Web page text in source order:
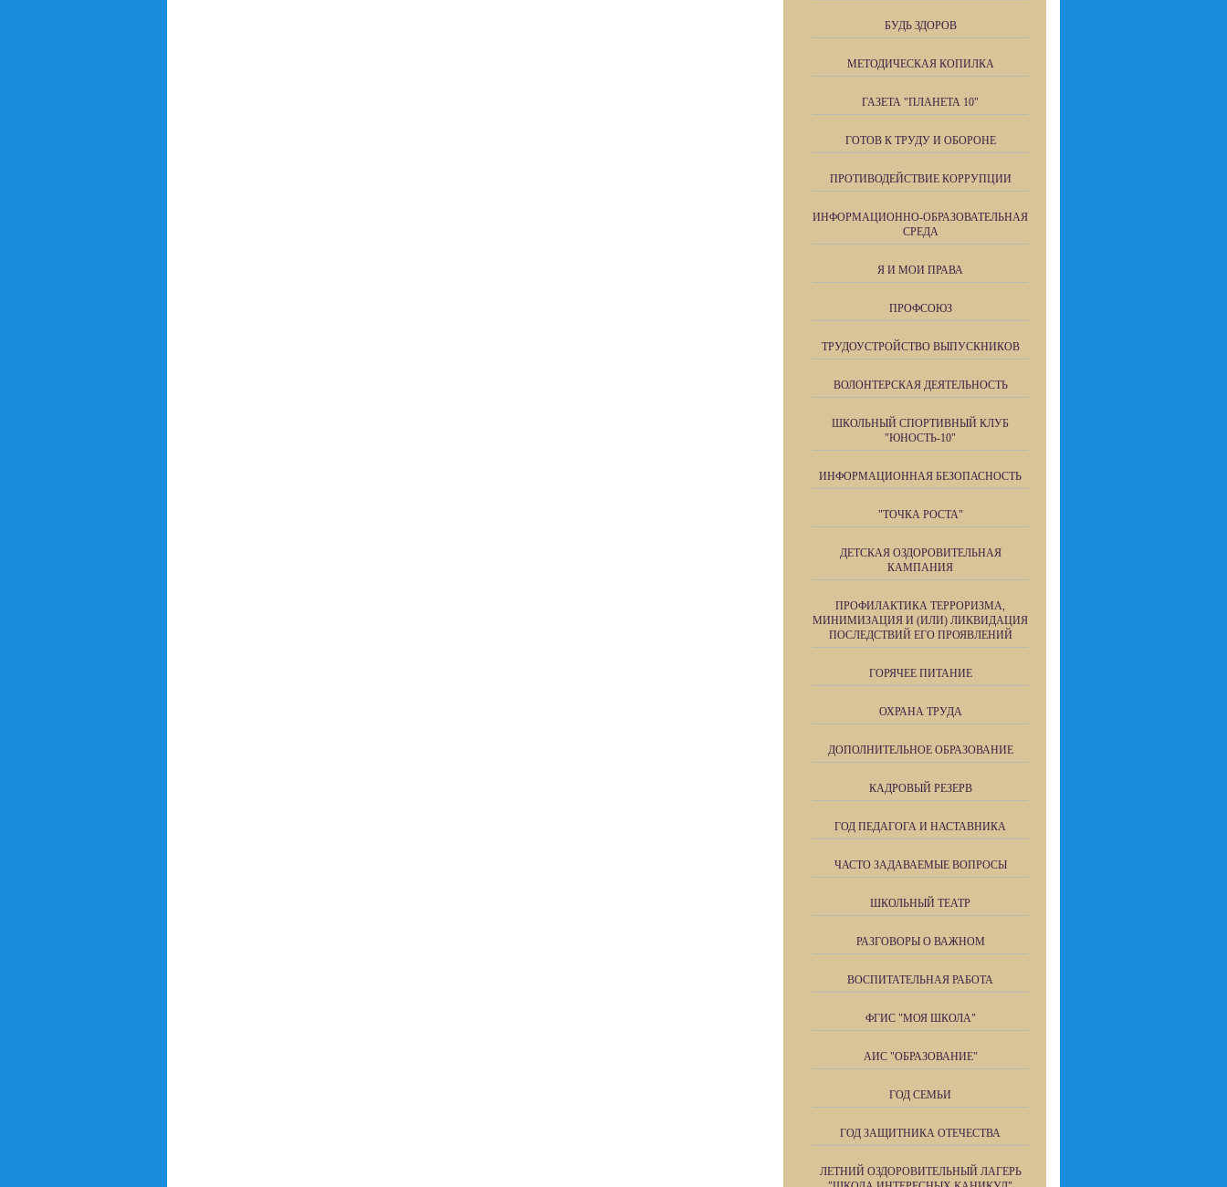
БУДЬ ЗДОРОВ
МЕТОДИЧЕСКАЯ КОПИЛКА
ГАЗЕТА "ПЛАНЕТА 10"
ГОТОВ К ТРУДУ И ОБОРОНЕ
ПРОТИВОДЕЙСТВИЕ КОРРУПЦИИ
ИНФОРМАЦИОННО-ОБРАЗОВАТЕЛЬНАЯ
СРЕДА
Я И МОИ ПРАВА
ПРОФСОЮЗ
ТРУДОУСТРОЙСТВО ВЫПУСКНИКОВ
ВОЛОНТЕРСКАЯ ДЕЯТЕЛЬНОСТЬ
ШКОЛЬНЫЙ СПОРТИВНЫЙ КЛУБ
"ЮНОСТЬ-10"
ИНФОРМАЦИОННАЯ БЕЗОПАСНОСТЬ
"ТОЧКА РОСТА"
ДЕТСКАЯ ОЗДОРОВИТЕЛЬНАЯ
КАМПАНИЯ
ПРОФИЛАКТИКА ТЕРРОРИЗМА,
МИНИМИЗАЦИЯ И (ИЛИ) ЛИКВИДАЦИЯ
ПОСЛЕДСТВИЙ ЕГО ПРОЯВЛЕНИЙ
ГОРЯЧЕЕ ПИТАНИЕ
ОХРАНА ТРУДА
ДОПОЛНИТЕЛЬНОЕ ОБРАЗОВАНИЕ
КАДРОВЫЙ РЕЗЕРВ
ГОД ПЕДАГОГА И НАСТАВНИКА
ЧАСТО ЗАДАВАЕМЫЕ ВОПРОСЫ
ШКОЛЬНЫЙ ТЕАТР
РАЗГОВОРЫ О ВАЖНОМ
ВОСПИТАТЕЛЬНАЯ РАБОТА
ФГИС "МОЯ ШКОЛА"
АИС "ОБРАЗОВАНИЕ"
ГОД СЕМЬИ
ГОД ЗАЩИТНИКА ОТЕЧЕСТВА
ЛЕТНИЙ ОЗДОРОВИТЕЛЬНЫЙ ЛАГЕРЬ